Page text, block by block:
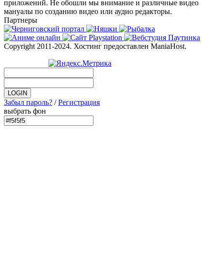
приложений. Не обошли мы внимание и различные видео
мануалы по созданию видео или аудио редакторы.
Партнеры
Copyright 2011-2024. Хостинг предоставлен ManiaHost.
Забыл пароль? /Регистрация
выбрать фон